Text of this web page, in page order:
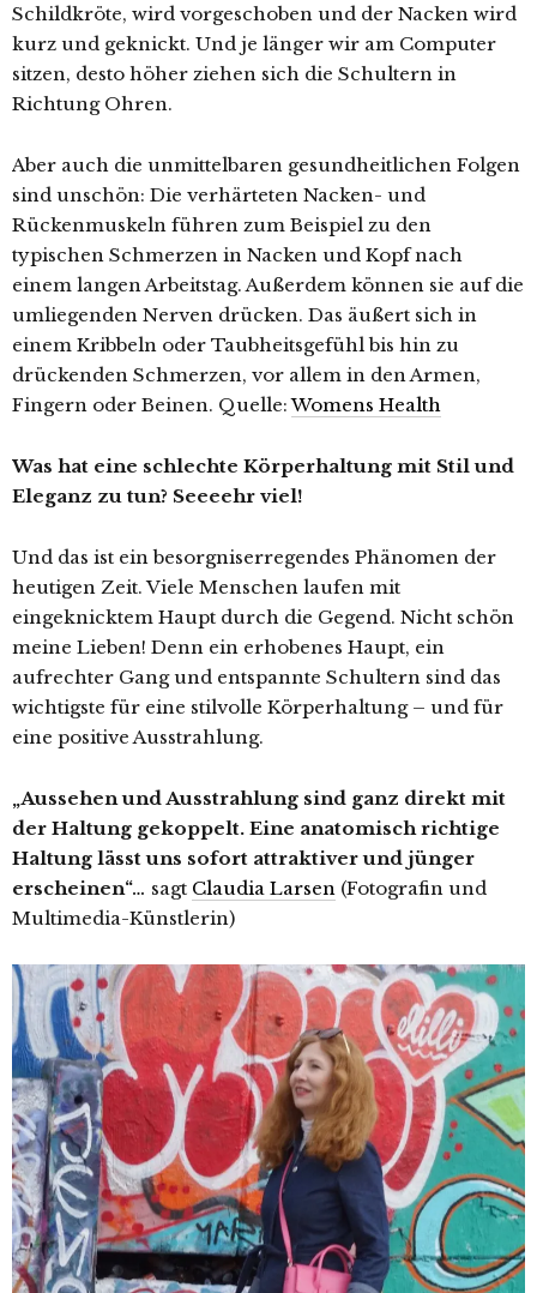
Schildkröte, wird vorgeschoben und der Nacken wird
kurz und geknickt. Und je länger wir am Computer
sitzen, desto höher ziehen sich die Schultern in
Richtung Ohren.
Aber auch die unmittelbaren gesundheitlichen Folgen
sind unschön: Die verhärteten Nacken- und
Rückenmuskeln führen zum Beispiel zu den
typischen Schmerzen in Nacken und Kopf nach
einem langen Arbeitstag. Außerdem können sie auf die
umliegenden Nerven drücken. Das äußert sich in
einem Kribbeln oder Taubheitsgefühl bis hin zu
drückenden Schmerzen, vor allem in den Armen,
Fingern oder Beinen. Quelle:Womens Health
Was hat eine schlechte Körperhaltung mit Stil und
Eleganz zu tun? Seeeehr viel!
Und das ist ein besorgniserregendes Phänomen der
heutigen Zeit. Viele Menschen laufen mit
eingeknicktem Haupt durch die Gegend. Nicht schön
meine Lieben! Denn ein erhobenes Haupt, ein
aufrechter Gang und entspannte Schultern sind das
wichtigste für eine stilvolle Körperhaltung – und für
eine positive Ausstrahlung.
Aussehen und Ausstrahlung sind ganz direkt mit
der Haltung gekoppelt. Eine anatomisch richtige
Haltung lässt uns sofort attraktiver und jünger
erscheinen“… sagt Claudia Larsen (Fotografin und
Multimedia-Künstlerin)